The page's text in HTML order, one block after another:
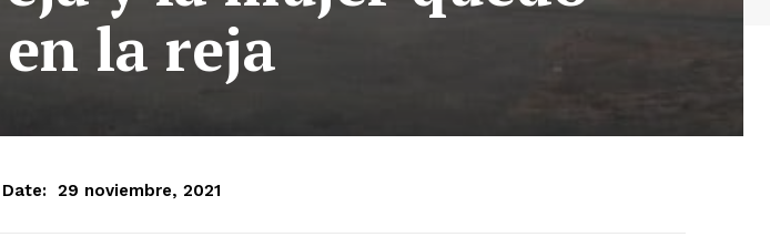
la reja
Date: 29 noviembre, 2021